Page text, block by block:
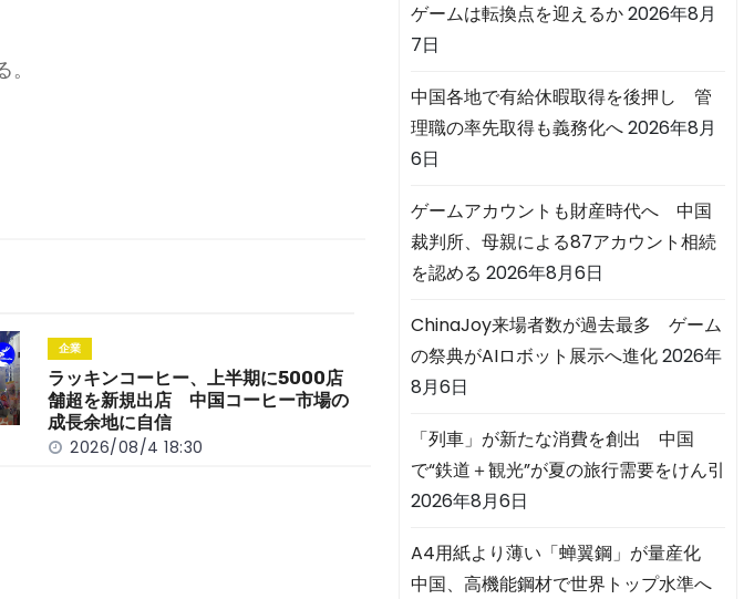
企業
ラッキンコーヒー、上半期に5000店
舗超を新規出店 中国コーヒー市場の
成長余地に自信
2026/08/4 18:30
ゲームは転換点を迎えるか2026年8月
7日
中国各地で有給休暇取得を後押し 管
理職の率先取得も義務化へ2026年8月
6日
ゲームアカウントも財産時代へ 中国
裁判所、母親による87アカウント相続
を認める 2026年8月6日
ChinaJoy来場者数が過去最多 ゲーム
の祭典がAIロボット展示へ進化2026年
8月6日
「列車」が新たな消費を創出 中国
で“鉄道＋観光”が夏の旅行需要をけん引
2026年8月6日
A4用紙より薄い「蝉翼鋼」が量産化
中国、高機能鋼材で世界トップ水準へ